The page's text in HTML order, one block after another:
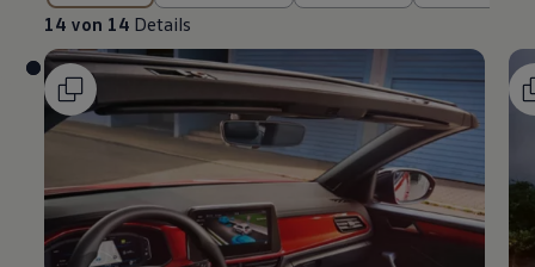
14 von 14 Details